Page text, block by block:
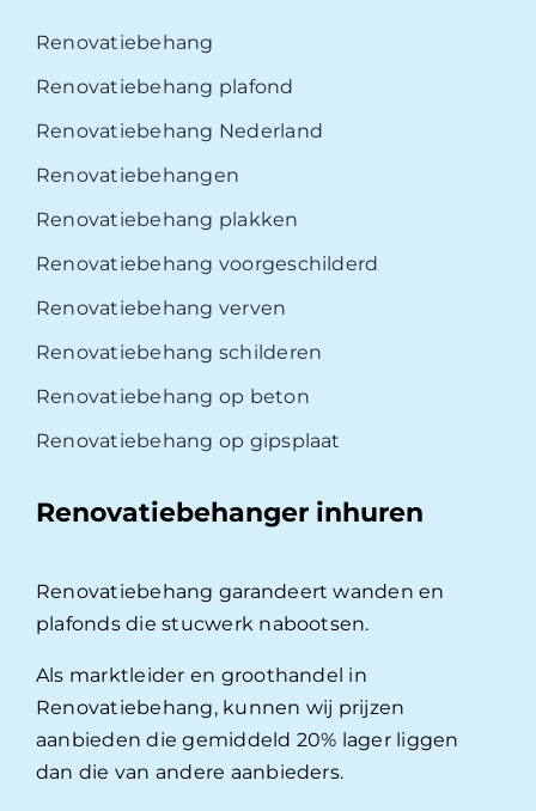
Renovatiebehang
Renovatiebehang plafond
Renovatiebehang Nederland
Renovatiebehangen
Renovatiebehang plakken
Renovatiebehang voorgeschilderd
Renovatiebehang verven
Renovatiebehang schilderen
Renovatiebehang op beton
Renovatiebehang op gipsplaat
Renovatiebehanger inhuren
Renovatiebehang garandeert wanden en
plafonds die stucwerk nabootsen.
Als marktleider en groothandel in
Renovatiebehang, kunnen wij prijzen
aanbieden die gemiddeld 20% lager liggen
dan die van andere aanbieders.